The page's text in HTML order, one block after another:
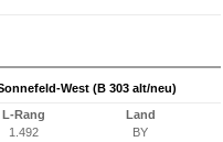
West (B 303 alt/neu)
L-Rang
1.492
Land
BY